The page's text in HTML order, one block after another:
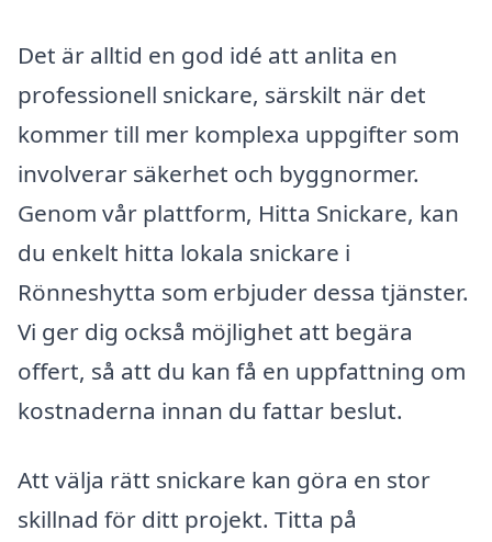
Det är alltid en god idé att anlita en
professionell snickare, särskilt när det
kommer till mer komplexa uppgifter som
involverar säkerhet och byggnormer.
Genom vår plattform, Hitta Snickare, kan
du enkelt hitta lokala snickare i
Rönneshytta som erbjuder dessa tjänster.
Vi ger dig också möjlighet att begära
offert, så att du kan få en uppfattning om
kostnaderna innan du fattar beslut.
Att välja rätt snickare kan göra en stor
skillnad för ditt projekt. Titta på